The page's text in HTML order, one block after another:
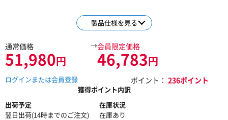
製品仕様を見る
通常価格
51,980円
→会員限定価格
46,783円
ログインまたは会員登録
獲得ポイント内訳
ポイント： 236ポイント
出荷予定
翌日出荷(14時までのご注文)
在庫状況
在庫あり